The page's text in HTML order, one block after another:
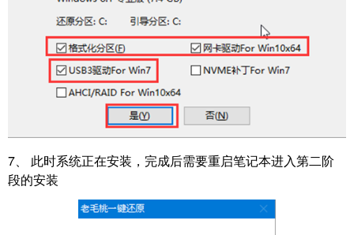
7、 此时系统正在安装，完成后需要重启笔记本进入第二阶
段的安装